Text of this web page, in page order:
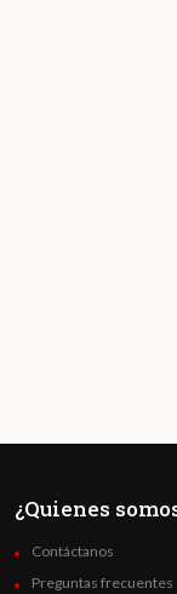
¿Quienes
Contáctanos
Preguntas frecuentes